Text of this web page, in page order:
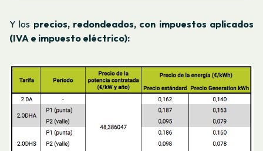
Y los precios, redondeados, con impuestos aplicados
(IVA e impuesto eléctrico):